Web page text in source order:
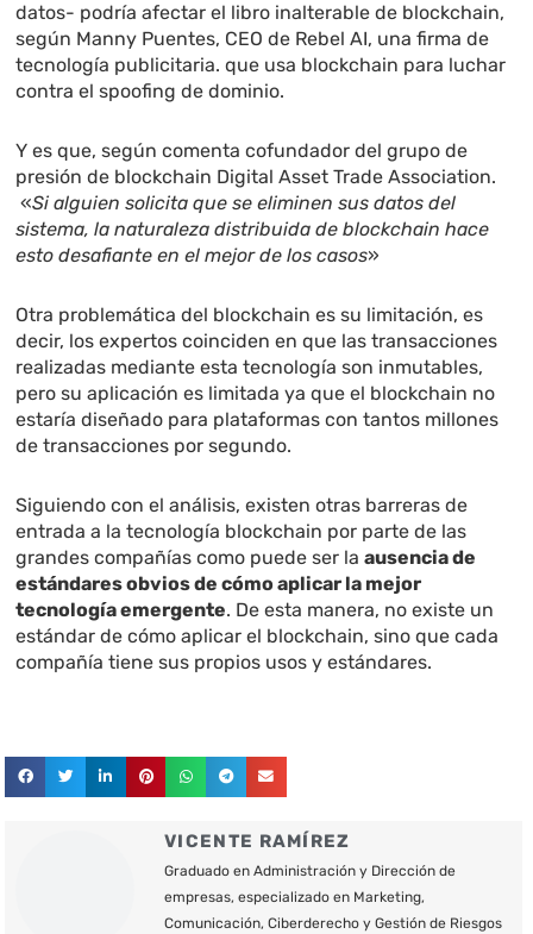
datos- podría afectar el libro inalterable de blockchain,
según Manny Puentes, CEO de Rebel AI, una firma de
tecnología publicitaria. que usa blockchain para luchar
contra el spoofing de dominio.
Y es que, según comenta cofundador del grupo de
presión de blockchain Digital Asset Trade Association.
«Si alguien solicita que se eliminen sus datos del
sistema, la naturaleza distribuida de blockchain hace
esto desafiante en el mejor de los casos»
Otra problemática del blockchain es su limitación, es
decir, los expertos coinciden en que las transacciones
realizadas mediante esta tecnología son inmutables,
pero su aplicación es limitada ya que el blockchain no
estaría diseñado para plataformas con tantos millones
de transacciones por segundo.
Siguiendo con el análisis, existen otras barreras de
entrada a la tecnología blockchain por parte de las
grandes compañías como puede ser laausencia de
estándares obvios de cómo aplicar la mejor
tecnología emergente. De esta manera, no existe un
estándar de cómo aplicar el blockchain, sino que cada
compañía tiene sus propios usos y estándares.
VICENTE RAMÍREZ
Graduado en Administración y Dirección de
empresas, especializado en Marketing,
Comunicación, Ciberderecho y Gestión de Riesgos